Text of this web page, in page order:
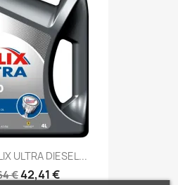
ULTRA DIESEL...
€42,41 €